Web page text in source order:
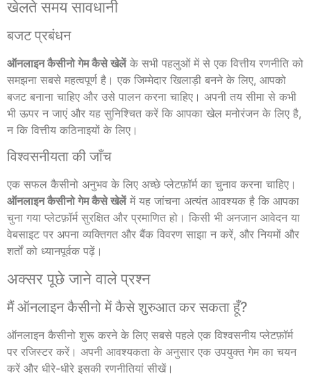
खेलते समय सावधानी
बजट प्रबंधन
ऑनलाइन कैसीनो गेम कैसे खेलेंके सभी पहलुओं में से एक वित्तीय रणनीति को
समझना सबसे महत्वपूर्ण है। एक जिम्मेदार खिलाड़ी बनने के लिए, आपको
बजट बनाना चाहिए और उसे पालन करना चाहिए। अपनी तय सीमा से कभी
भी ऊपर न जाएं और यह सुनिश्चित करें कि आपका खेल मनोरंजन के लिए है,
न कि वित्तीय कठिनाइयों के लिए।
विश्वसनीयता की जाँच
एक सफल कैसीनो अनुभव के लिए अच्छे प्लेटफ़ॉर्म का चुनाव करना चाहिए।
ऑनलाइन कैसीनो गेम कैसे खेलेंमें यह जांचना अत्यंत आवश्यक है कि आपका
चुना गया प्लेटफ़ॉर्म सुरक्षित और प्रमाणित हो। किसी भी अनजान आवेदन या
वेबसाइट पर अपना व्यक्तिगत और बैंक विवरण साझा न करें, और नियमों और
शर्तों को ध्यानपूर्वक पढ़ें।
अक्सर पूछे जाने वाले प्रश्न
मैं ऑनलाइन कैसीनो में कैसे शुरुआत कर सकता हूँ?
ऑनलाइन कैसीनो शुरू करने के लिए सबसे पहले एक विश्वसनीय प्लेटफ़ॉर्म
पर रजिस्टर करें। अपनी आवश्यकता के अनुसार एक उपयुक्त गेम का चयन
करें और धीरे-धीरे इसकी रणनीतियां सीखें।